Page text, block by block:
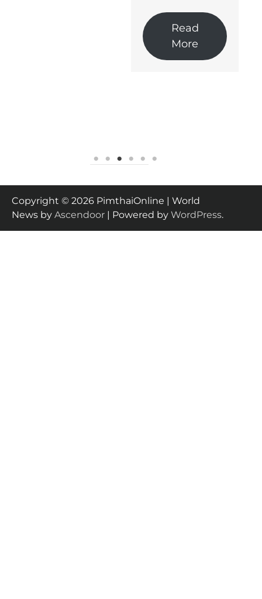
Read
More
Copyright © 2026 PimthaiOnline | World
News by Ascendoor | Powered by WordPress.